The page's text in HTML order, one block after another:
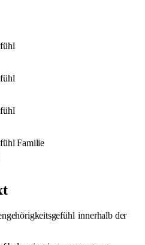
Familie
innerhalb der